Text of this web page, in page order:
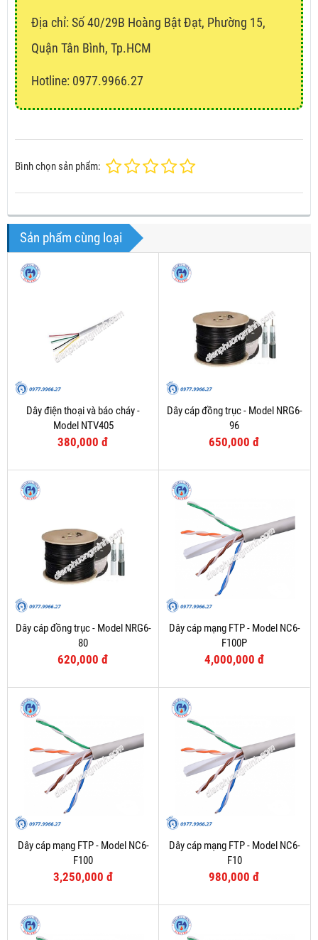
Địa chỉ: Số 40/29B Hoàng Bật Đạt, Phường 15,
Quận Tân Bình, Tp.HCM
Hotline: 0977.9966.27
Bình chọn sản phẩm:
Sản phẩm cùng loại
Dây điện thoại và báo cháy -
Model NTV405
380,000 đ
Dây cáp đồng trục - Model NRG6-
96
650,000 đ
Dây cáp đồng trục - Model NRG6-
80
620,000 đ
Dây cáp mạng FTP - Model NC6-
F100P
4,000,000 đ
Dây cáp mạng FTP - Model NC6-
F100
3,250,000 đ
Dây cáp mạng FTP - Model NC6-
F10
980,000 đ